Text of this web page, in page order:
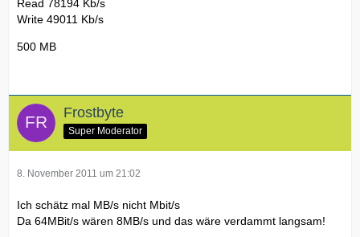
Read 78194 Kb/s
Write 49011 Kb/s
500 MB
Frostbyte
Super Moderator
8. November 2011 um 21:02
Ich schätz mal MB/s nicht Mbit/s
Da 64MBit/s wären 8MB/s und das wäre verdammt langsam!